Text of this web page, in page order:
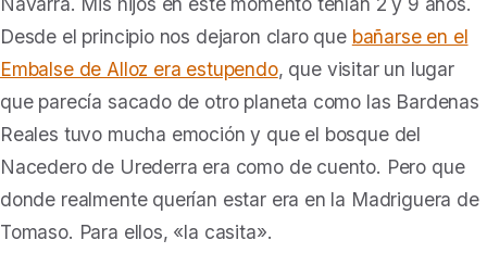
Desde el principio nos dejaron claro que bañarse en el
Embalse de Alloz era estupendo, que visitar un lugar
que parecía sacado de otro planeta como las Bardenas
Reales tuvo mucha emoción y que el bosque del
Nacedero de Urederra era como de cuento. Pero que
donde realmente querían estar era en la Madriguera de
Tomaso. Para ellos, «la casita».